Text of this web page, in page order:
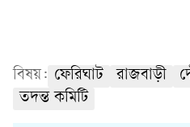
বিষয়: ফেরিঘাট রাজবাড়ী
তদন্ত কমিটি